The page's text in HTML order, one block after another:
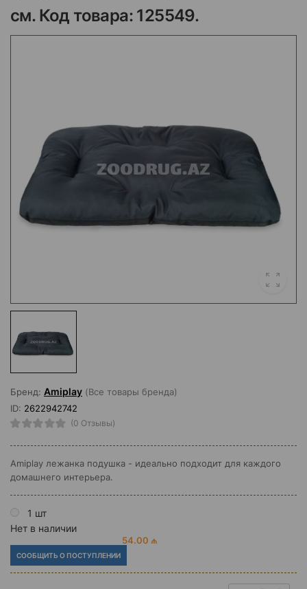
см. Код товара: 125549.
Бренд: Amiplay (Все товары бренда)
ID: 2622942742
(0 Отзывы)
Amiplay лежанка подушка - идеально подходит для каждого
домашнего интерьера.
1 шт
Нет в наличии
54.00 ₼
СООБЩИТЬ О ПОСТУПЛЕНИИ